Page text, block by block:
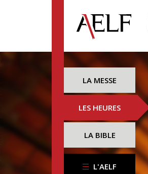
LA MESSE
LES HEURES
LA BIBLE
L'AELF